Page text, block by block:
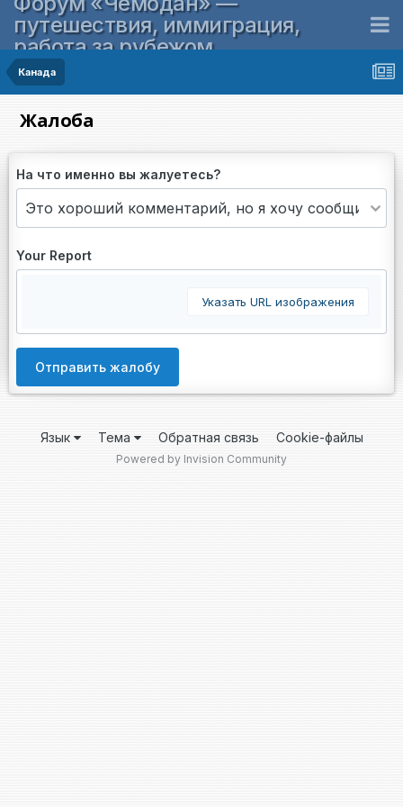
путешествия, иммиграция,
работа за рубежом
Канада
Жалоба
На что именно вы жалуетесь?
Your Report
Указать URL изображения
Отправить жалобу
Язык Тема Обратная связь Cookie-файлы
Powered by Invision Community